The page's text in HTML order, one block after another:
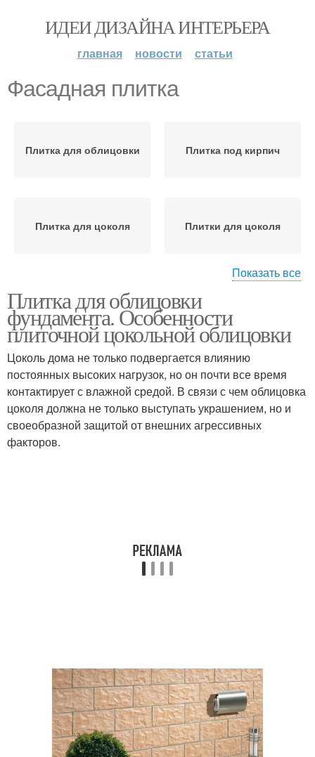
ИДЕИ ДИЗАЙНА ИНТЕРЬЕРА
главная новости статьи
Фасадная плитка
Плитка для облицовки Плитка под кирпич
Плитка для цоколя Плитки для цоколя
Клинкерная плитка Полимерная плитка
Плитки для отделки Облицовочная плитка
Показать все
Плитка для облицовки
фундамента. Особенности
плиточной цокольной облицовки
Цоколь дома не только подвергается влиянию
постоянных высоких нагрузок, но он почти все время
контактирует с влажной средой. В связи с чем облицовка
цоколя должна не только выступать украшением, но и
своеобразной защитой от внешних агрессивных
факторов.